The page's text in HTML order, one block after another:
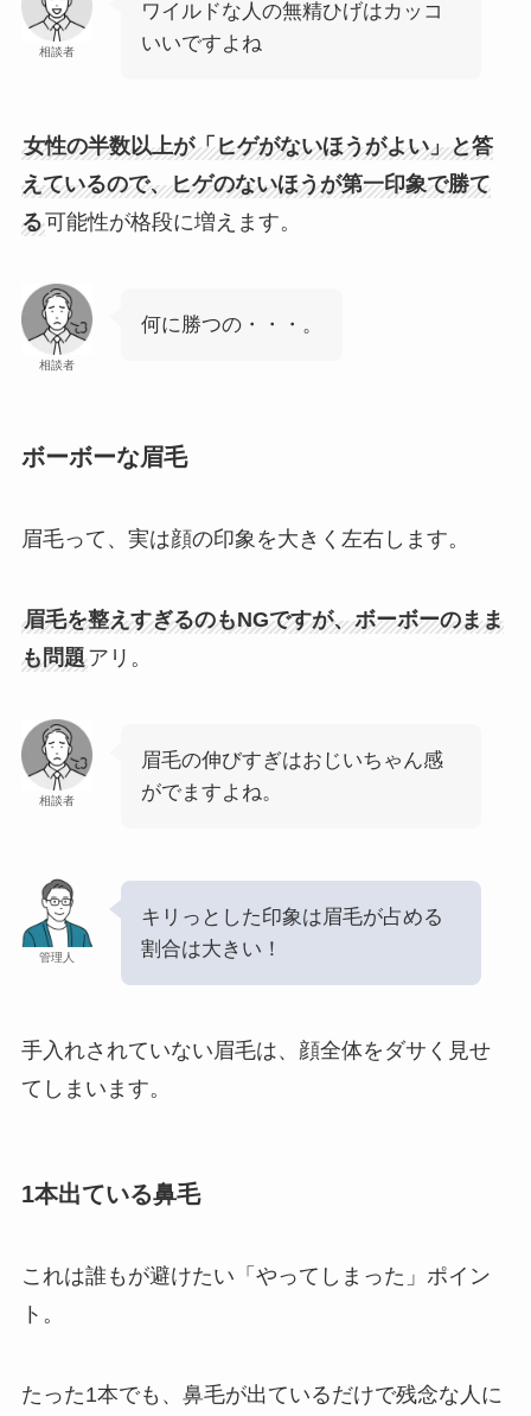
相談者
ワイルドな人の無精ひげはカッコ
いいですよね
女性の半数以上が「ヒゲがないほうがよい」と答
えているので、ヒゲのないほうが第一印象で勝て
る可能性が格段に増えます。
相談者
何に勝つの・・・。
ボーボーな眉毛
眉毛って、実は顔の印象を大きく左右します。
眉毛を整えすぎるのもNGですが、ボーボーのまま
も問題アリ。
相談者
眉毛の伸びすぎはおじいちゃん感
がでますよね。
管理人
キリっとした印象は眉毛が占める
割合は大きい！
手入れされていない眉毛は、顔全体をダサく見せ
てしまいます。
1本出ている鼻毛
これは誰もが避けたい「やってしまった」ポイン
ト。
たった1本でも、鼻毛が出ているだけで残念な人に